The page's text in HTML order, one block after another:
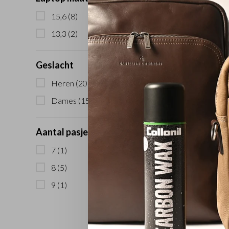
15,6 (8)
13,3 (2)
Geslacht
Heren (20)
Dames (15)
Aantal pasjes:
7 (1)
8 (5)
9 (1)